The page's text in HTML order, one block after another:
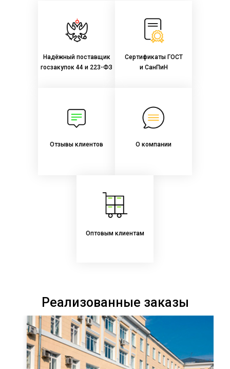
Надёжный поставщик
госзакупок 44 и 223-ФЗ
Сертификаты ГОСТ
и СанПиН
Отзывы клиентов О компании
Оптовым клиентам
Реализованные заказы